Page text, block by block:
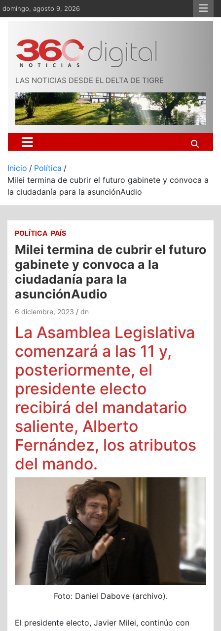
Saltar
al
domingo, agosto 9, 2026
LAS NOTICIAS DESDE EL DELTA DE TIGRE
Inicio
Política
Milei termina de cubrir el futuro gabinete y convoca a
la ciudadanía para la asunciónAudio
POLÍTICA PAÍS
Milei termina de cubrir el futuro
gabinete y convoca a la
ciudadanía para la
asunciónAudio
6 diciembre, 2023 dn
La Asamblea Legislativa
comenzará a las 11 y,
posteriormente, el
presidente electo
recibirá del mandatario
saliente, Alberto
Fernández, los atributos
del mando.
Foto: Daniel Dabove (archivo).
El presidente electo, Javier Milei, continúo con